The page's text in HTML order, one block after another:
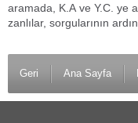
aramada, K.A ve Y.C. ye
zanlılar, sorgularının
Geri Ana Sayfa